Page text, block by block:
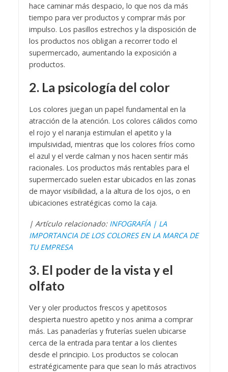
hace caminar más despacio, lo que nos da más
tiempo para ver productos y comprar más por
impulso. Los pasillos estrechos y la disposición de
los productos nos obligan a recorrer todo el
supermercado, aumentando la exposición a
productos.
2. La psicología del color
Los colores juegan un papel fundamental en la
atracción de la atención. Los colores cálidos como
el rojo y el naranja estimulan el apetito y la
impulsividad, mientras que los colores fríos como
el azul y el verde calman y nos hacen sentir más
racionales. Los productos más rentables para el
supermercado suelen estar ubicados en las zonas
de mayor visibilidad, a la altura de los ojos, o en
ubicaciones estratégicas como la caja.
| Artículo relacionado: INFOGRAFÍA | LA
IMPORTANCIA DE LOS COLORES EN LA MARCA DE
TU EMPRESA
3. El poder de la vista y el
olfato
Ver y oler productos frescos y apetitosos
despierta nuestro apetito y nos anima a comprar
más. Las panaderías y fruterías suelen ubicarse
cerca de la entrada para tentar a los clientes
desde el principio. Los productos se colocan
estratégicamente para que sean lo más atractivos